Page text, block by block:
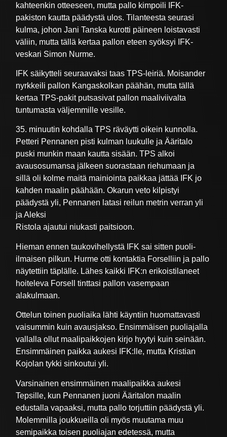
kahteenkin otteeseen, mutta pallo kimpoili IFK-
pakiston kautta päädystä ulos. Tilanteesta seurasi
kulma, johon Jani Tanska kurotti päineen loistavasti
väliin, mutta tällä kertaa pallon eteen syöksyi IFK-
veskari Simon Nurme.
IFK säikytteli seuraavaksi taas TPS-leiriä. Moisander
nyrkkeili pallon Kangaskolkan päähän, mutta tällä
kertaa TPS-pakit putsasivat pallon maaliviivalta
tuntumasta väljemmille vesille.
35. minuutin kohdalla TPS räväytti oikein kunnolla.
Petteri Pennanen pisti kulman luukulle ja Ääritalo
puski munkin maan kautta sisään. TPS alkoi
avausosumansa jälkeen suorastaan riehumaan ja
sillä oli kolme maitä mainiointa paikkaa jättää IFK jo
kahden maalin päähään. Okarun veto kilpistyi
päädystä yli, Pennanen latasi reilun metrin verran yli
ja Aleksi
Ristola ajautui niukasti paitsioon.
Hieman ennen taukovihellystä IFK sai sitten puoli-
ilmaisen pilkun. Hurme otti kontaktia Forselliin ja pallo
näytettiin täplälle. Lähes kaikki IFK:n erikoistilaneet
hoiteleva Forsell tinttasi pallon vasempaan
alakulmaan.
Ottelun toinen puoliaika lähti käyntiin huomattavasti
vaisummin kuin avausjakso. Ensimmäisen puoliajalla
vallalla ollut maalipaikkojen kirjo hyytyi kuin seinään.
Ensimmäinen paikka aukesi IFK:lle, mutta Kristian
Kojolan tykki sinkoutui yli.
Varsinainen ensimmäinen maalipaikka aukesi
Tepsille, kun Pennanen juoni Ääritalon maalin
edustalla vapaaksi, mutta pallo torjuttiin päädystä yli.
Molemmilla joukkueilla oli myös muutama muu
semipaikka toisen puoliajan edetessä, mutta